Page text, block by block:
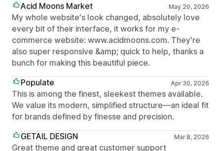
Acid Moons Market May 20, 2026
My whole website's look changed, absolutely love
every bit of their interface, it works for my e-
commerce website: www.acidmoons.com. They're
also super responsive &amp; quick to help, thanks a
bunch for making this beautiful piece.
Populate
Apr 30, 2026
This is among the finest, sleekest themes available.
We value its modern, simplified structure—an ideal fit
for brands defined by finesse and precision.
GETAIL DESIGN
Mar 8, 2026
Great theme and great customer support